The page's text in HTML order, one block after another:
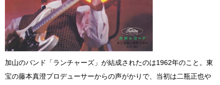
加山のバンド「ランチャーズ」が結成されたのは1962年のこと。東
宝の藤本真澄プロデューサーからの声がかりで、当初は二瓶正也や